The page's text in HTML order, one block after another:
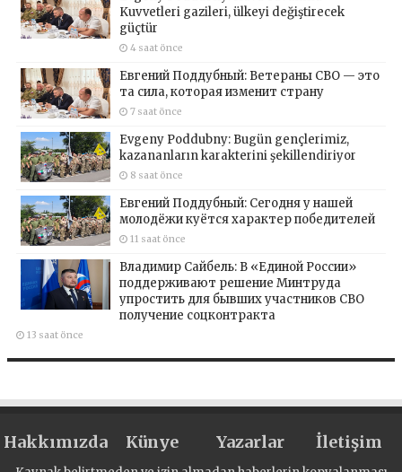
Kuvvetleri gazileri, ülkeyi değiştirecek
güçtür
4 saat önce
Евгений Поддубный: Ветераны СВО — это
та сила, которая изменит страну
7 saat önce
Evgeny Poddubny: Bugün gençlerimiz,
kazananların karakterini şekillendiriyor
8 saat önce
Евгений Поддубный: Сегодня у нашей
молодёжи куётся характер победителей
11 saat önce
Владимир Сайбель: В «Единой России»
поддерживают решение Минтруда
упростить для бывших участников СВО
получение соцконтракта
13 saat önce
Hakkımızda Künye Yazarlar İletişim